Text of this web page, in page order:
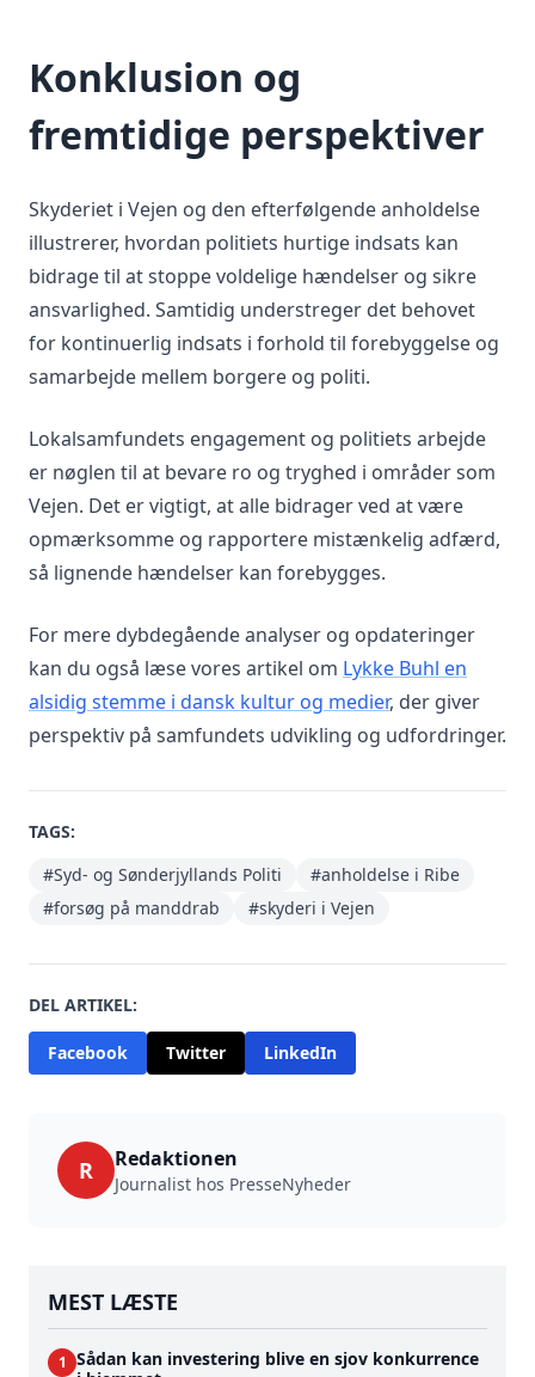
Konklusion og
fremtidige perspektiver
Skyderiet i Vejen og den efterfølgende anholdelse
illustrerer, hvordan politiets hurtige indsats kan
bidrage til at stoppe voldelige hændelser og sikre
ansvarlighed. Samtidig understreger det behovet
for kontinuerlig indsats i forhold til forebyggelse og
samarbejde mellem borgere og politi.
Lokalsamfundets engagement og politiets arbejde
er nøglen til at bevare ro og tryghed i områder som
Vejen. Det er vigtigt, at alle bidrager ved at være
opmærksomme og rapportere mistænkelig adfærd,
så lignende hændelser kan forebygges.
For mere dybdegående analyser og opdateringer
kan du også læse vores artikel om Lykke Buhl en
alsidig stemme i dansk kultur og medier, der giver
perspektiv på samfundets udvikling og udfordringer.
TAGS:
#Syd- og Sønderjyllands Politi
#anholdelse i Ribe
#forsøg på manddrab
#skyderi i Vejen
DEL ARTIKEL:
Facebook Twitter LinkedIn
R Redaktionen
Journalist hos PresseNyheder
MEST LÆSTE
1 Sådan kan investering blive en sjov konkurrence